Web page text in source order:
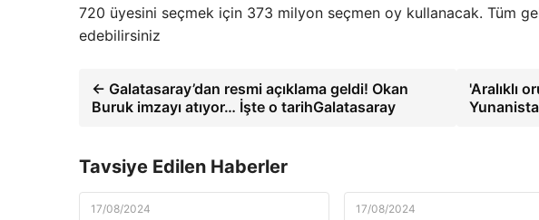
720 üyesini seçmek için 373 milyon seçmen oy kullanacak. Tüm
edebilirsiniz
← Galatasaray’dan resmi açıklama geldi! Okan
Buruk imzayı atıyor… İşte o tarihGalatasaray
'Aralıklı
Tavsiye Edilen Haberler
17/08/2024 17/08/2024